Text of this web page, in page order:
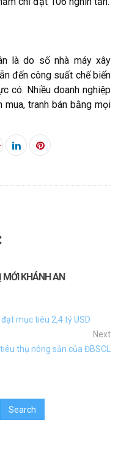
là do số nhà máy xây
đến công suất chế biến
có. Nhiều doanh nghiệp
tranh bán bằng mọi
KHÁNH AN
mục tiêu 2,4 tỷ USD
Next
thụ nông sản của ĐBSCL
Search